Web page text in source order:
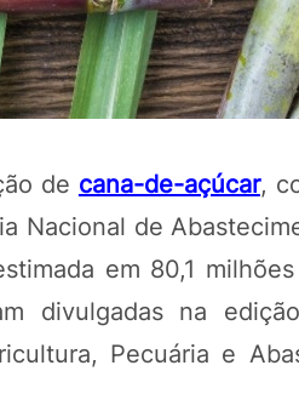
de cana-de-açúcar,
Nacional de
em 80,1
divulgadas na
Pecuária e
POTOSÍ